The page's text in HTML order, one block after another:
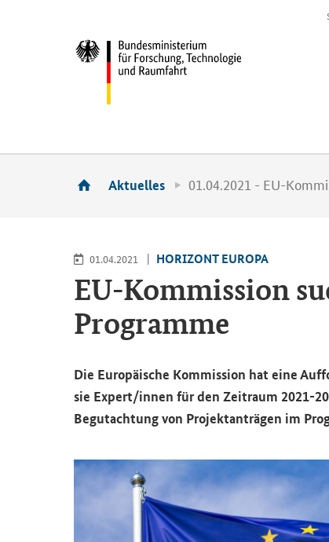
Aktuelles 01.04.2021 - EU-
01.04.2021 HO­RI­ZONT EU­RO­PA
EU-​Kommission
Programme
Die Eu­ro­päi­sche Kom­mis­si­on hat eine
sie Ex­pert/innen für den Zeit­raum 2021-​
Be­gut­ach­tung von Pro­jekt­an­trä­gen im